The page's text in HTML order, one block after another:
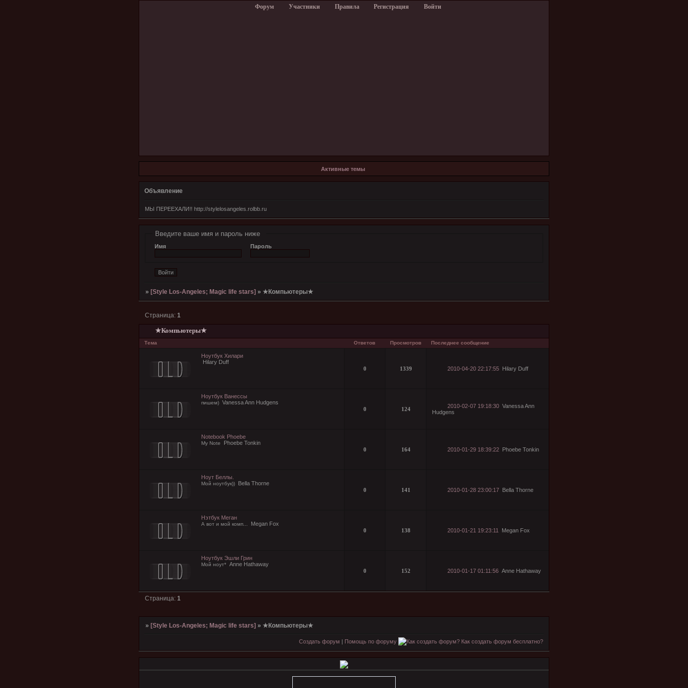
Форум Участники Правила Регистрация Войти
Активные темы
Объявление
МЫ ПЕРЕЕХАЛИ!! http://stylelosangeles.rolbb.ru
Введите ваше имя и пароль ниже
Имя Пароль
»[Style Los-Angeles; Magic life stars] »★Компьютеры★
★Компьютеры★
Страница:1
Тема Ответов Просмотров Последнее сообщение
Ноутбук Хилари
Hilary Duff
0
1339 2010-04-20 22:17:55 Hilary Duff
Ноутбук Ванессы
пишем) Vanessa Ann Hudgens
0
124 2010-02-07 19:18:30 Vanessa Ann
Hudgens
Notebook Phoebe
My Note
Phoebe Tonkin
0
164 2010-01-29 18:39:22 Phoebe Tonkin
Ноут Беллы.
Мой ноутбук))
Bella Thorne
0
141 2010-01-28 23:00:17 Bella Thorne
Нэтбук Меган
А вот и мой комп...
Megan Fox
0
138 2010-01-21 19:23:11 Megan Fox
Ноутбук Эшли Грин
Мой ноут* Anne Hathaway
0
152 2010-01-17 01:11:56 Anne Hathaway
Страница:1
»[Style Los-Angeles; Magic life stars] »★Компьютеры★
Создать форум Помощь по форуму